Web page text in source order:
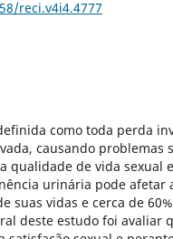
reci.v4i4.4777
como toda perda
causando problemas
qualidade de vida sexual
urinária pode afetar
suas vidas e cerca de
deste estudo foi avaliar